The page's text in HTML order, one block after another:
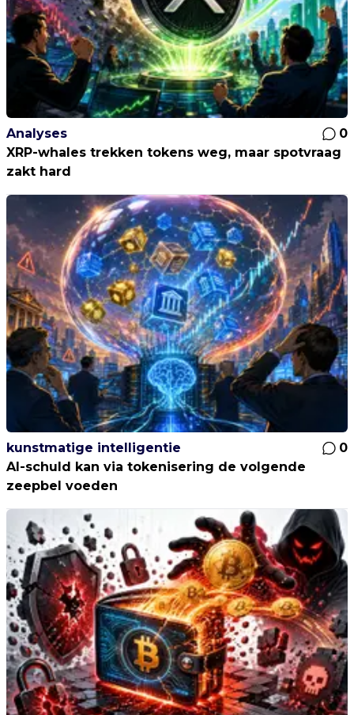
Analyses
0
XRP-whales trekken tokens weg, maar spotvraag
zakt hard
kunstmatige intelligentie
0
AI-schuld kan via tokenisering de volgende
zeepbel voeden